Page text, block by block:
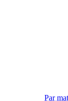
Par